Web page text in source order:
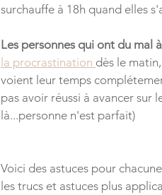
surchauffe à 18h quand elles
Les personnes qui ont du mal
la procrastination dès le
voient leur temps
pas avoir réussi à avancer sur
là...personne n'est parfait)
Voici des astuces pour
les trucs et astuces plus